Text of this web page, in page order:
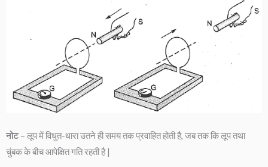
नोट– लूप में विधुत-धारा उतने ही समय तक प्रवाहित होती है, जब तक कि लूप तथा
चुंबक के बीच आपेक्षित गति रहती है |